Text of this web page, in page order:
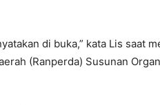
di buka,” kata Lis saat
(Ranperda) Susunan